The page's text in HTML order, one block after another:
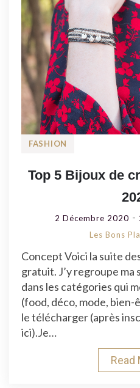
FASHION
Top 5 Bijoux de
2 Décembre 2020
Les Bons
Concept Voici la suite
gratuit. J’y regroupe ma
dans les catégories qui
(food, déco, mode, bien-
le télécharger (après
ici).Je…
Read